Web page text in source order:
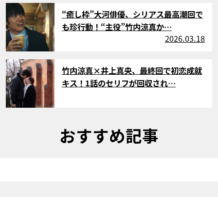
サムネイル
“癒し枠”大河俳優、シリアス最高潮回で
も珍行動！“主役”竹内涼真か…
2026.03.18
サムネイル
竹内涼真×井上真央、最終回で初恋成就
キス！1話のセリフが回収され…
おすすめ記事